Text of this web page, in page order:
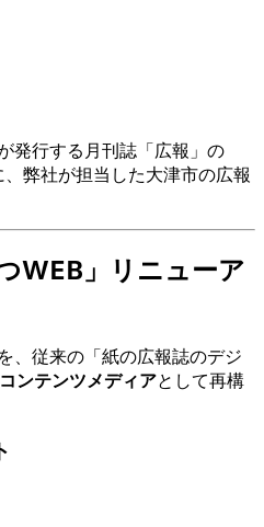
発行する月刊誌「広報」の
弊社が担当した大津市の広報
WEB」リニューア
、従来の「紙の広報誌のデジ
ンテンツメディアとして再構